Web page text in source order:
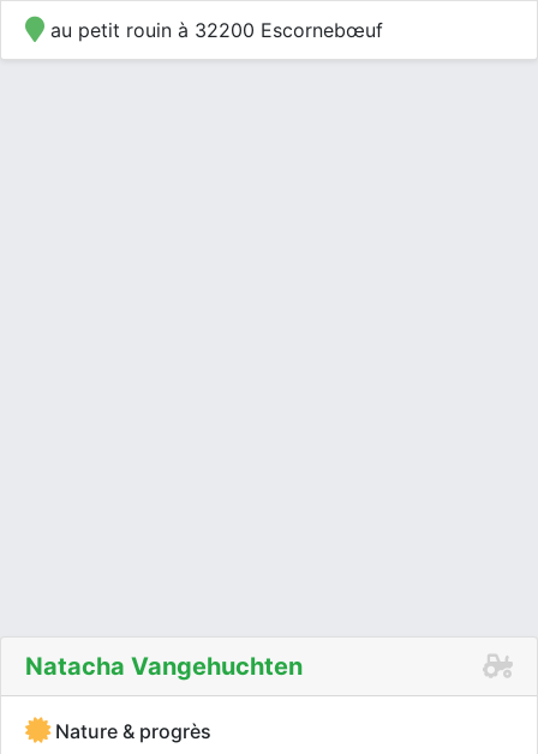
au petit rouin à 32200 Escornebœuf
Natacha Vangehuchten
Nature & progrès